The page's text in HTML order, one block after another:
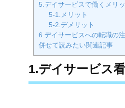
5.デイサービスで働くメリ
5-1.メリット
5-2.デメリット
6.デイサービスへの転職の
併せて読みたい関連記事
1.デイサービス